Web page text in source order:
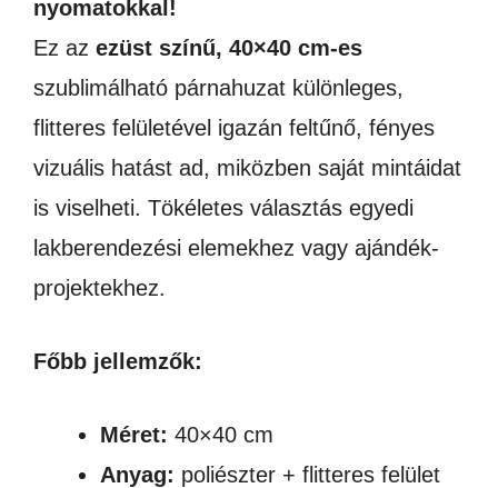
nyomatokkal!
Ez az ezüst színű, 40×40 cm-es
szublimálható párnahuzat különleges,
flitteres felületével igazán feltűnő, fényes
vizuális hatást ad, miközben saját mintáidat
is viselheti. Tökéletes választás egyedi
lakberendezési elemekhez vagy ajándék-
projektekhez.
Főbb jellemzők:
Méret: 40×40 cm
Anyag: poliészter + flitteres felület